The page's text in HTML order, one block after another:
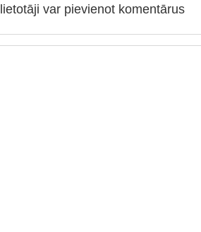
lietotāji var pievienot komentārus